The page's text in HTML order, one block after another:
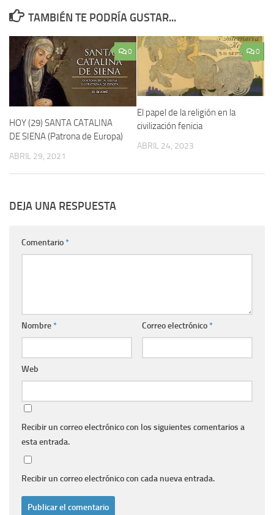
TAMBIÉN TE PODRÍA GUSTAR...
0
HOY (29) SANTA CATALINA
DE SIENA (Patrona de Europa)
ABRIL 29, 2021
0
El papel de la religión en la
civilización fenicia
ABRIL 24, 2023
DEJA UNA RESPUESTA
Comentario*
Nombre* Correo electrónico*
Web
Recibir un correo electrónico con los siguientes comentarios a
esta entrada.
Recibir un correo electrónico con cada nueva entrada.